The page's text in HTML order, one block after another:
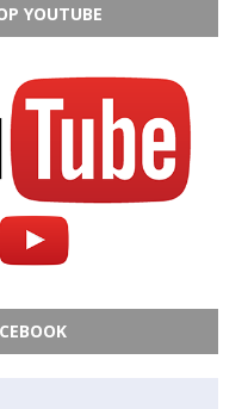
YOUTUBE